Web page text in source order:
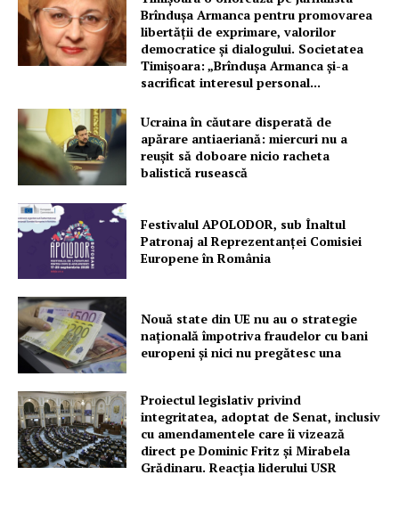
Brîndușa Armanca pentru promovarea
libertății de exprimare, valorilor
democratice și dialogului. Societatea
Timișoara: „Brîndușa Armanca și-a
sacrificat interesul personal...
Ucraina în căutare disperată de
apărare antiaeriană: miercuri nu a
reușit să doboare nicio racheta
balistică rusească
Festivalul APOLODOR, sub Înaltul
Patronaj al Reprezentanței Comisiei
Europene în România
Nouă state din UE nu au o strategie
națională împotriva fraudelor cu bani
europeni și nici nu pregătesc una
Proiectul legislativ privind
integritatea, adoptat de Senat, inclusiv
cu amendamentele care îi vizează
direct pe Dominic Fritz și Mirabela
Grădinaru. Reacția liderului USR